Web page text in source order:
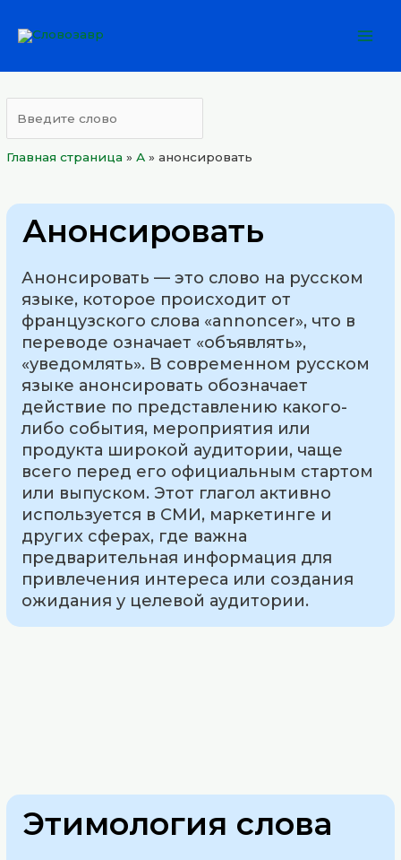
Главная страница »А »анонсировать
Анонсировать
Анонсировать — это слово на русском
языке, которое происходит от
французского слова «annoncer», что в
переводе означает «объявлять»,
«уведомлять». В современном русском
языке анонсировать обозначает
действие по представлению какого-
либо события, мероприятия или
продукта широкой аудитории, чаще
всего перед его официальным стартом
или выпуском. Этот глагол активно
используется в СМИ, маркетинге и
других сферах, где важна
предварительная информация для
привлечения интереса или создания
ожидания у целевой аудитории.
Этимология слова